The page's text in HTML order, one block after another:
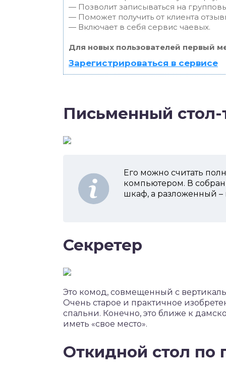
— Позволит записываться на
— Поможет получить от клиента
— Включает в себя сервис чаевых.
Для новых пользователей первый
Зарегистрироваться в сервисе
Письменный
Его можно считать
компьютером. В
шкаф, а разложенный –
Секретер
Это комод, совмещенный с
Очень старое и практичное
спальни. Конечно, это ближе к
иметь «свое место».
Откидной стол по